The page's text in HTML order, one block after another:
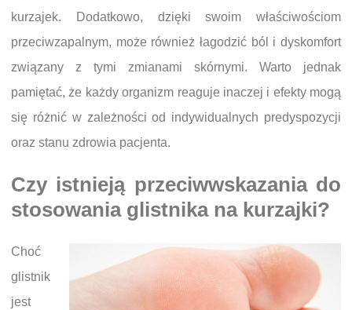
kurzajek. Dodatkowo, dzięki swoim właściwościom
przeciwzapalnym, może również łagodzić ból i dyskomfort
związany z tymi zmianami skórnymi. Warto jednak
pamiętać, że każdy organizm reaguje inaczej i efekty mogą
się różnić w zależności od indywidualnych predyspozycji
oraz stanu zdrowia pacjenta.
Czy istnieją przeciwwskazania do
stosowania glistnika na kurzajki?
Choć
glistnik
jest